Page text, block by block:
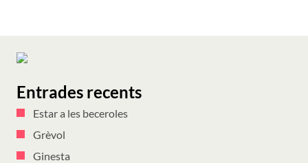
Entrades recents
Estar a les beceroles
Grèvol
Ginesta